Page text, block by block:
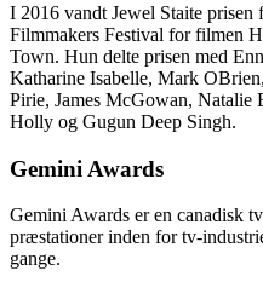
I 2016 vandt Jewel Staite prisen
Filmmakers Festival for filmen
Town. Hun delte prisen med
Katharine Isabelle, Mark
Pirie, James McGowan,
Holly og Gugun Deep Singh.
Gemini Awards
Gemini Awards er en canadisk
præstationer inden for tv-
gange.